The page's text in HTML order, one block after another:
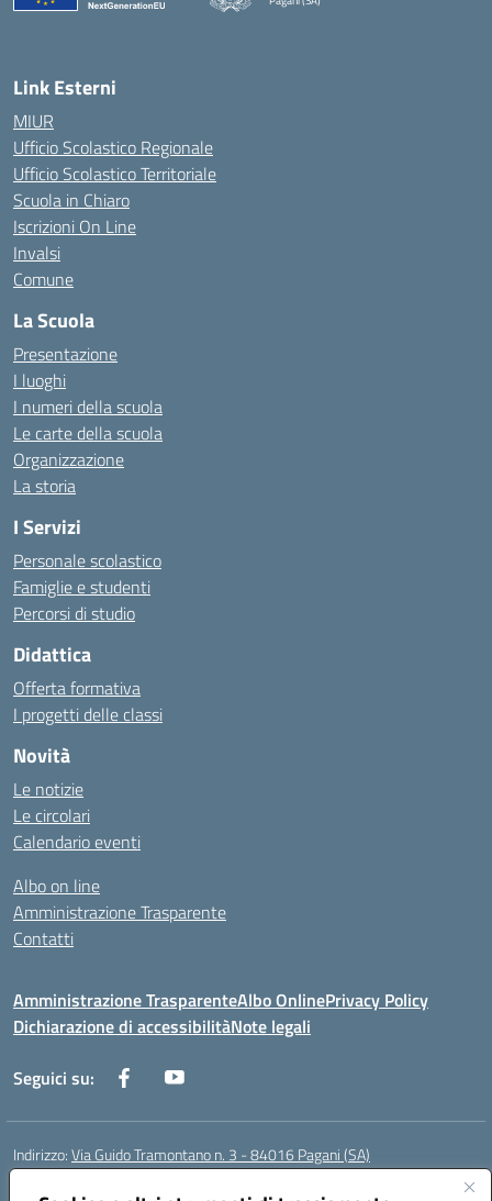
— Visita la pagina iniziale della scuola
Link Esterni
MIUR
Ufficio Scolastico Regionale
Ufficio Scolastico Territoriale
Scuola in Chiaro
Iscrizioni On Line
Invalsi
Comune
La Scuola
Presentazione
I luoghi
I numeri della scuola
Le carte della scuola
Organizzazione
La storia
I Servizi
Personale scolastico
Famiglie e studenti
Percorsi di studio
Didattica
Offerta formativa
I progetti delle classi
Novità
Le notizie
Le circolari
Calendario eventi
Albo on line
Amministrazione Trasparente
Contatti
Amministrazione TrasparenteAlbo OnlinePrivacy Policy
Dichiarazione di accessibilitàNote legali
Seguici su:
Indirizzo:Via Guido Tramontano n. 3 - 84016 Pagani (SA)
Centralino: